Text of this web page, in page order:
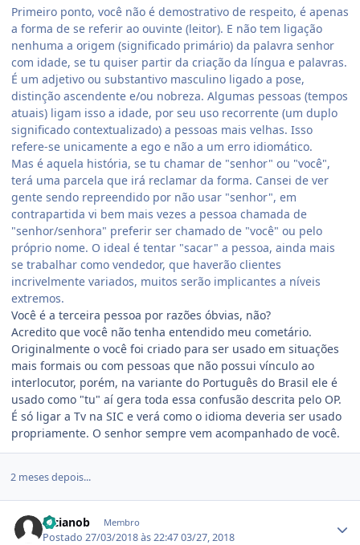
Primeiro ponto, você não é demostrativo de respeito, é apenas
a forma de se referir ao ouvinte (leitor). E não tem ligação
nenhuma a origem (significado primário) da palavra senhor
com idade, se tu quiser partir da criação da língua e palavras.
É um adjetivo ou substantivo masculino ligado a pose,
distinção ascendente e/ou nobreza. Algumas pessoas (tempos
atuais) ligam isso a idade, por seu uso recorrente (um duplo
significado contextualizado) a pessoas mais velhas. Isso
refere-se unicamente a ego e não a um erro idiomático.
Mas é aquela história, se tu chamar de "senhor" ou "você",
terá uma parcela que irá reclamar da forma. Cansei de ver
gente sendo repreendido por não usar "senhor", em
contrapartida vi bem mais vezes a pessoa chamada de
"senhor/senhora" preferir ser chamado de "você" ou pelo
próprio nome. O ideal é tentar "sacar" a pessoa, ainda mais
se trabalhar como vendedor, que haverão clientes
incrivelmente variados, muitos serão implicantes a níveis
extremos.
Você é a terceira pessoa por razões óbvias, não?
Acredito que você não tenha entendido meu cometário.
Originalmente o você foi criado para ser usado em situações
mais formais ou com pessoas que não possui vínculo ao
interlocutor, porém, na variante do Português do Brasil ele é
usado como "tu" aí gera toda essa confusão descrita pelo OP.
É só ligar a Tv na SIC e verá como o idioma deveria ser usado
propriamente. O senhor sempre vem acompanhado de você.
2 meses depois...
lucianob Membro
Postado27/03/2018 às 22:4703/27, 2018